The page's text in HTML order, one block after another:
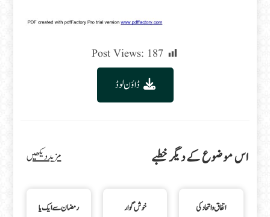
Post Views: 187
ڈاؤن لوڈ
اس موضوع کے دیگر خطبے مزید دیکھیں
اتفاق و اتحاد کی
خوش گوار
رمضان سے ایک یا